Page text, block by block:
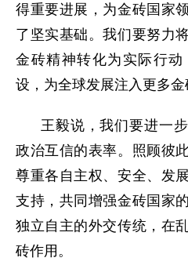
得重要进展，为金砖国家
了坚实基础。我们要努力
金砖精神转化为实际行
设，为全球发展注入更多金
王毅说，我们要进一
政治互信的表率。照顾彼
尊重各自主权、安全、发
支持，共同增强金砖国家
独立自主的外交传统，在
砖作用。